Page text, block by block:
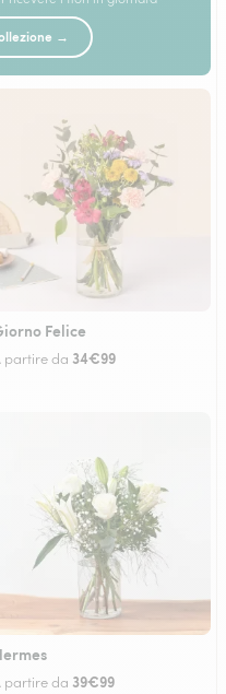
→
Felice
partire da 34€99
partire da 39€99